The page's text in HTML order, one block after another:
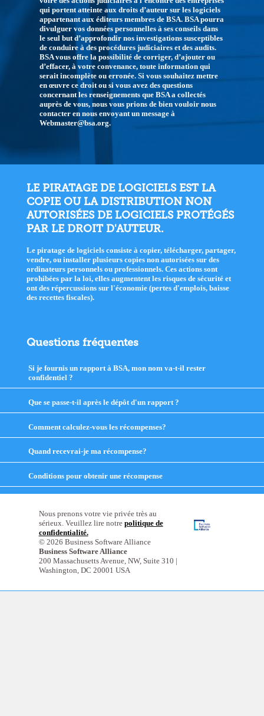
qui portent atteinte aux droits d’auteur sur les logiciels
appartenant aux éditeurs membres de BSA. BSA pourra
divulguer vos données personnelles à ses conseils dans
le seul but d’approfondir nos investigations susceptibles
de conduire à des procédures judiciaires et des audits.
BSA vous offre la possibilité de corriger, d’ajouter ou
d’effacer, à votre convenance, toute information qui
serait incomplète ou erronée. Si vous souhaitez mettre
en œuvre ce droit ou si vous avez des questions
concernant les renseignements que BSA a collectés
auprès de vous, nous vous prions de bien vouloir nous
contacter en nous envoyant un message à
Webmaster@bsa.org.
LE PIRATAGE DE LOGICIELS EST LA
COPIE OU LA DISTRIBUTION NON
AUTORISÉES DE LOGICIELS PROTÉGÉS
PAR LE DROIT D'AUTEUR.
Le piratage de logiciels consiste à copier, télécharger, partager,
vendre, ou installer plusieurs copies non autorisées sur des
ordinateurs personnels ou professionnels. Ces actions sont
prohibées par la loi, elles augmentent les risques de sécurité et
ont des répercussions sur l'économie (pertes d'emplois, baisse
des recettes fiscales).
Questions fréquentes
Si je fournis un rapport à BSA, mon nom va-t-il rester
confidentiel ?
to
contents
Que se passe-t-il après le dépôt d'un rapport ?
to
Comment calculez-vous les récompenses?
to
Quand recevrai-je ma récompense?
to
contents
Conditions pour obtenir une récompense
to
expand
Nous prenons votre vie privée très au
sérieux. Veuillez lire notre politique de
confidentialité.
© 2026 Business Software Alliance
Business Software Alliance
200 Massachusetts Avenue, NW, Suite 310 |
Washington, DC 20001 USA